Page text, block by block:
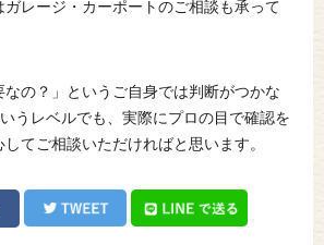
ガレージ・カーポートのご相談も承って
なの？」というご自身では判断がつかな
うレベルでも、実際にプロの目で確認を
てご相談いただければと思います。